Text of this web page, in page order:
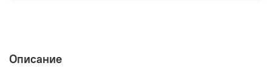
Описание